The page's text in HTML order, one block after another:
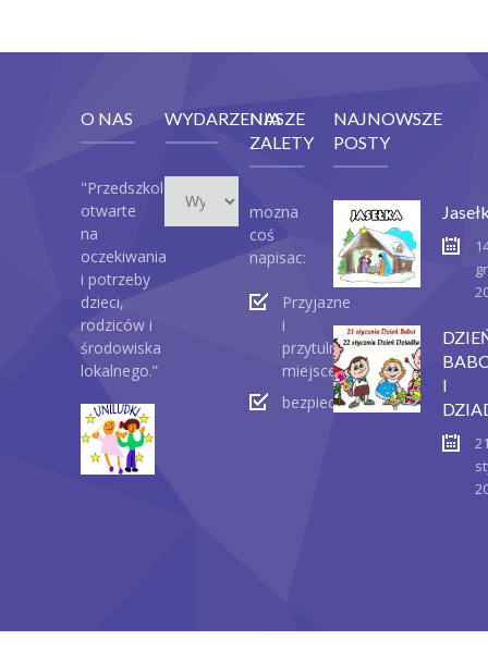
O NAS
"Przedszkole
otwarte
na
oczekiwania
i potrzeby
dzieci,
rodziców i
środowiska
lokalnego.”
WYDARZENIA
NASZE
ZALETY
mozna
coś
napisac:
Przyjazne
i
przytulne
miejsce
bezpieczeństwo
NAJNOWSZE
POSTY
I